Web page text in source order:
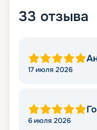
33 отзыва
17 июля 2026
6 июля 2026